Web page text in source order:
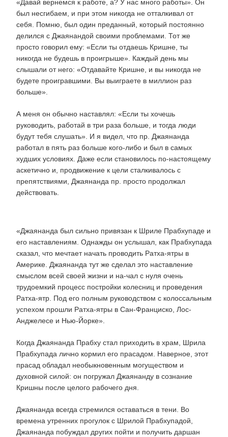
«Давай вернемся к работе, а? У нас много работы». Он
был несгибаем, и при этом никогда не отталкивал от
себя. Помню, был один преданный, который постоянно
делился с Джаянандой своими проблемами. Тот же
просто говорил ему: «Если ты отдаешь Кришне, ты
никогда не будешь в проигрыше». Каждый день мы
слышали от него: «Отдавайте Кришне, и вы никогда не
будете проигравшими. Вы выиграете в миллион раз
больше».
А меня он обычно наставлял: «Если ты хочешь
руководить, работай в три раза больше, и тогда люди
будут тебя слушать». И я видел, что пр. Джаянанда
работал в пять раз больше кого-либо и был в самых
худших условиях. Даже если становилось по-настоящему
аскетично и, продвижение к цели сталкивалось с
препятствиями, Джаянанда пр. просто продолжал
действовать.
«Джаянанда был сильно привязан к Шриле Прабхупаде и
его наставлениям. Однажды он услышал, как Прабхупада
сказал, что мечтает начать проводить Ратха-ятры в
Америке. Джаянанда тут же сделал это наставление
смыслом всей своей жизни и на-чал с нуля очень
трудоемкий процесс постройки колесниц и проведения
Ратха-ятр. Под его полным руководством с колоссальным
успехом прошли Ратха-ятры в Сан-Франциско, Лос-
Анджелесе и Нью-Йорке».
Когда Джаянанда Прабху стал приходить в храм, Шрила
Прабхупада лично кормил его прасадом. Наверное, этот
прасад обладал необыкновенным могуществом и
духовной силой: он погружал Джаянанду в сознание
Кришны после целого рабочего дня.
Джаянанда всегда стремился оставаться в тени. Во
времена утренних прогулок с Шрилой Прабхупадой,
Джаянанда побуждал других пойти и получить даршан